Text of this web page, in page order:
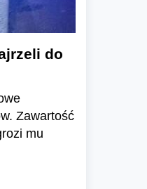
do
Zawartość
mu